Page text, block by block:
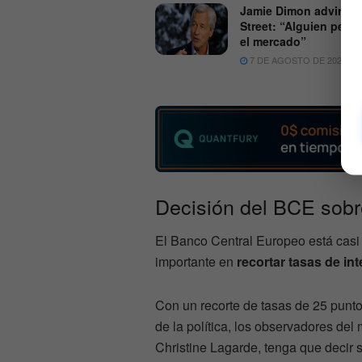
Jamie Dimon advirtió
Street: “Alguien
el mercado”
7 DE AGOSTO DE 2026
Decisión del BCE
El Banco Central Europeo está
importante en recortar tasas de
Con un recorte de tasas de 25
de la política, los observadores del
Christine Lagarde, tenga que decir